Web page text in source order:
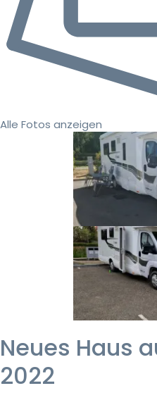
Alle Fotos anzeigen
Neues Haus
2022